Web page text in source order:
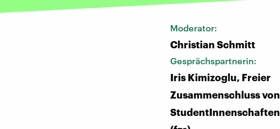
Moderator:
Christian Schmitt
Gesprächspartnerin:
Iris Kimizoglu, Freier
Zusammenschluss von
StudentInnenschaften